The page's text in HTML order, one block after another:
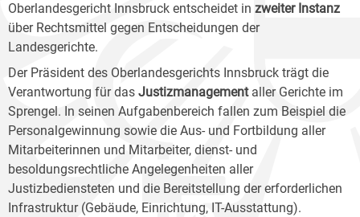
Oberlandesgericht Innsbruck entscheidet in zweiter Instanz
über Rechtsmittel gegen Entscheidungen der
Landesgerichte.
Der Präsident des Oberlandesgerichts Innsbruck trägt die
Verantwortung für das Justizmanagementaller Gerichte im
Sprengel. In seinen Aufgabenbereich fallen zum Beispiel die
Personalgewinnung sowie die Aus- und Fortbildung aller
Mitarbeiterinnen und Mitarbeiter, dienst- und
besoldungsrechtliche Angelegenheiten aller
Justizbediensteten und die Bereitstellung der erforderlichen
Infrastruktur (Gebäude, Einrichtung, IT-Ausstattung).